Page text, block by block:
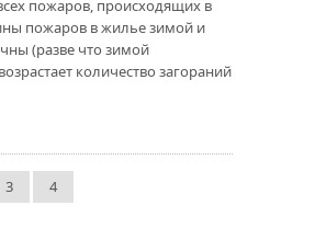
пожаров, происходящих в
пожаров в жилье зимой и
(разве что зимой
количество загораний
3 4